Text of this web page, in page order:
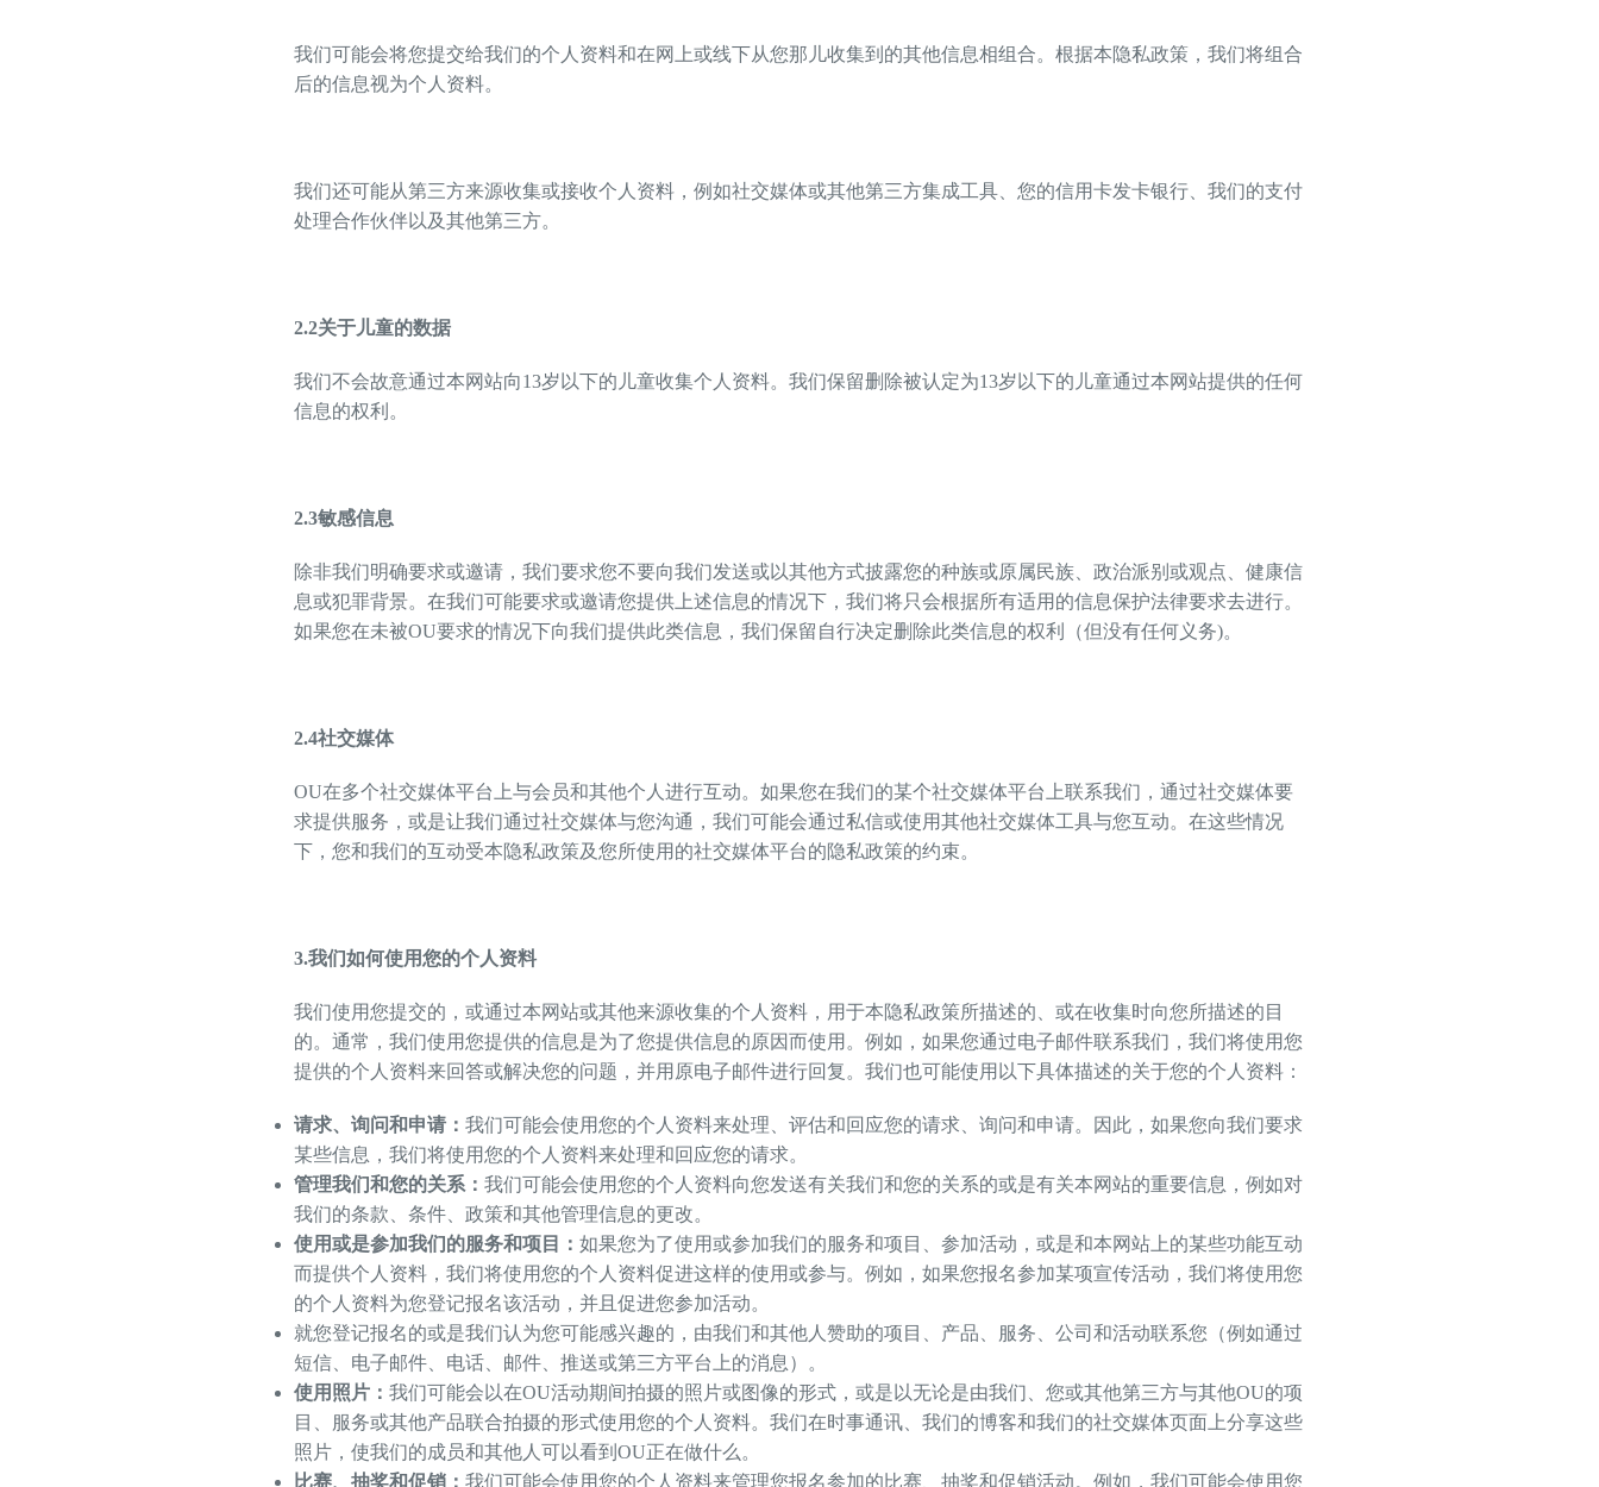
我们可能会将您提交给我们的个人资料和在网上或线下从您那儿收集到的其他信息相组合。根据本隐私政策，我们将组合
后的信息视为个人资料。
我们还可能从第三方来源收集或接收个人资料，例如社交媒体或其他第三方集成工具、您的信用卡发卡银行、我们的支付
处理合作伙伴以及其他第三方。
2.2关于儿童的数据
我们不会故意通过本网站向13岁以下的儿童收集个人资料。我们保留删除被认定为13岁以下的儿童通过本网站提供的任何
信息的权利。
2.3敏感信息
除非我们明确要求或邀请，我们要求您不要向我们发送或以其他方式披露您的种族或原属民族、政治派别或观点、健康信
息或犯罪背景。在我们可能要求或邀请您提供上述信息的情况下，我们将只会根据所有适用的信息保护法律要求去进行。
如果您在未被OU要求的情况下向我们提供此类信息，我们保留自行决定删除此类信息的权利（但没有任何义务)。
2.4社交媒体
OU在多个社交媒体平台上与会员和其他个人进行互动。如果您在我们的某个社交媒体平台上联系我们，通过社交媒体要
求提供服务，或是让我们通过社交媒体与您沟通，我们可能会通过私信或使用其他社交媒体工具与您互动。在这些情况
下，您和我们的互动受本隐私政策及您所使用的社交媒体平台的隐私政策的约束。
3.我们如何使用您的个人资料
我们使用您提交的，或通过本网站或其他来源收集的个人资料，用于本隐私政策所描述的、或在收集时向您所描述的目
的。通常，我们使用您提供的信息是为了您提供信息的原因而使用。例如，如果您通过电子邮件联系我们，我们将使用您
提供的个人资料来回答或解决您的问题，并用原电子邮件进行回复。我们也可能使用以下具体描述的关于您的个人资料：
请求、询问和申请： 我们可能会使用您的个人资料来处理、评估和回应您的请求、询问和申请。因此，如果您向我们要求
某些信息，我们将使用您的个人资料来处理和回应您的请求。
管理我们和您的关系： 我们可能会使用您的个人资料向您发送有关我们和您的关系的或是有关本网站的重要信息，例如对
我们的条款、条件、政策和其他管理信息的更改。
使用或是参加我们的服务和项目： 如果您为了使用或参加我们的服务和项目、参加活动，或是和本网站上的某些功能互动
而提供个人资料，我们将使用您的个人资料促进这样的使用或参与。例如，如果您报名参加某项宣传活动，我们将使用您
的个人资料为您登记报名该活动，并且促进您参加活动。
就您登记报名的或是我们认为您可能感兴趣的，由我们和其他人赞助的项目、产品、服务、公司和活动联系您（例如通过
短信、电子邮件、电话、邮件、推送或第三方平台上的消息）。
使用照片： 我们可能会以在OU活动期间拍摄的照片或图像的形式，或是以无论是由我们、您或其他第三方与其他OU的项
目、服务或其他产品联合拍摄的形式使用您的个人资料。我们在时事通讯、我们的博客和我们的社交媒体页面上分享这些
照片，使我们的成员和其他人可以看到OU正在做什么。
比赛、抽奖和促销： 我们可能会使用您的个人资料来管理您报名参加的比赛、抽奖和促销活动。例如，我们可能会使用您